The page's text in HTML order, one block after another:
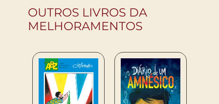
OUTROS LIVROS DA
MELHORAMENTOS